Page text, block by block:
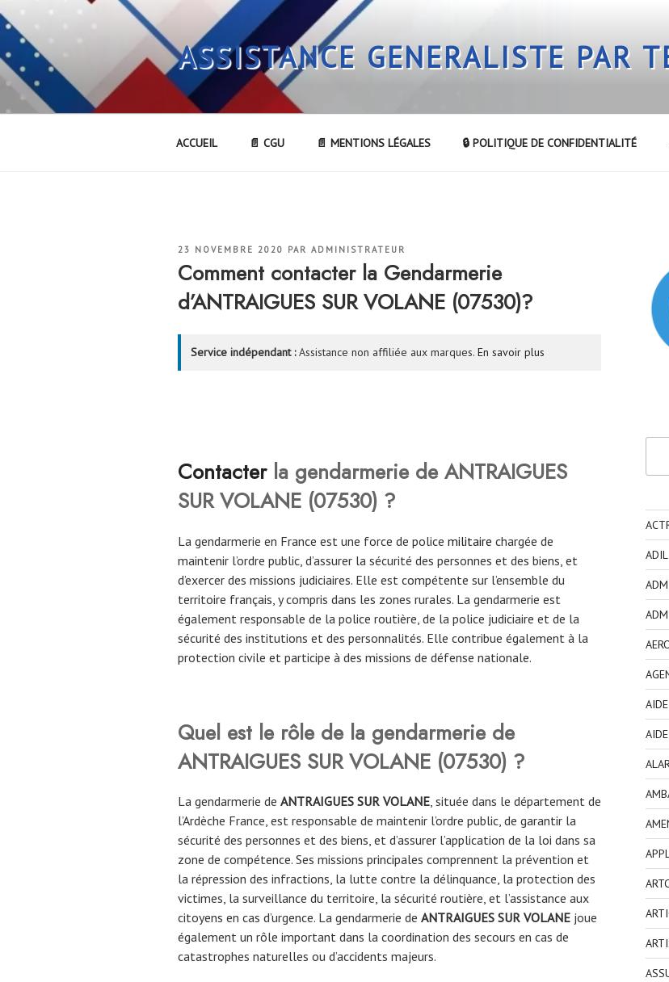
Aller
au
contenu
principal
ASSISTANCE GENERALISTE PAR
ACCUEIL 📄 CGU 📄 MENTIONS LÉGALES 🔒 POLITIQUE DE CONFIDENTIALITÉ
PUBLIÉ
23 NOVEMBRE 2020 PAR ADMINISTRATEUR
Comment contacter la Gendarmerie
d’ANTRAIGUES SUR VOLANE (07530)?
Service indépendant :Assistance non affiliée aux marques. En savoir plus
Contacterla gendarmerie de ANTRAIGUES
SUR VOLANE (07530) ?
La gendarmerie en France est une force de police militaire chargée de
maintenir l’ordre public, d’assurer la sécurité des personnes et des biens, et
d’exercer des missions judiciaires. Elle est compétente sur l’ensemble du
territoire français, y compris dans les zones rurales. La gendarmerie est
également responsable de la police routière, de la police judiciaire et de la
sécurité des institutions et des personnalités. Elle contribue également à la
protection civile et participe à des missions de défense nationale.
Quel est le rôle de la gendarmerie de
ANTRAIGUES SUR VOLANE (07530) ?
La gendarmerie de ANTRAIGUES SUR VOLANE, située dans le département de
l’Ardèche France, est responsable de maintenir l’ordre public, de garantir la
sécurité des personnes et des biens, et d’assurer l’application de la loi dans sa
zone de compétence. Ses missions principales comprennent la prévention et
la répression des infractions, la lutte contre la délinquance, la protection des
victimes, la surveillance du territoire, la sécurité routière, et l’assistance aux
citoyens en cas d’urgence. La gendarmerie de ANTRAIGUES SUR VOLANE joue
également un rôle important dans la coordination des secours en cas de
catastrophes naturelles ou d’accidents majeurs.
ADIL